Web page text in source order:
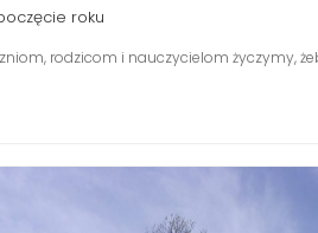
roku
rodzicom i nauczycielom życzymy,